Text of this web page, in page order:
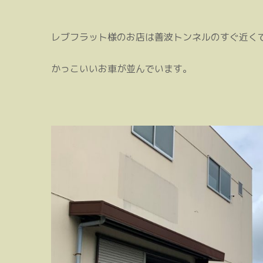
レブフラット様のお店は善波トンネルのすぐ近く
かっこいいお車が並んでいます。